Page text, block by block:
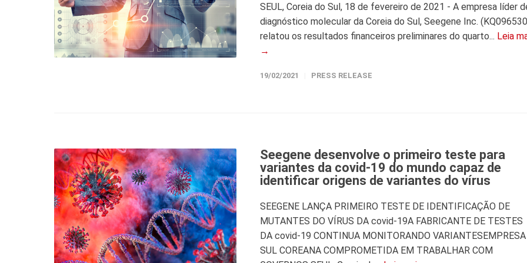
SEUL, Coreia do Sul, 18 de fevereiro de 2021 - A empresa líder
diagnóstico molecular da Coreia do Sul, Seegene Inc.
relatou os resultados financeiros preliminares do quarto... Leia
→
19/02/2021 PRESS RELEASE
Seegene desenvolve o primeiro teste para
variantes da covid-19 do mundo capaz de
identificar origens de variantes do vírus
SEEGENE LANÇA PRIMEIRO TESTE DE IDENTIFICAÇÃO DE
MUTANTES DO VÍRUS DA covid-19A FABRICANTE DE TESTES
DA covid-19 CONTINUA MONITORANDO VARIANTESEMPRESA
SUL COREANA COMPROMETIDA EM TRABALHAR COM